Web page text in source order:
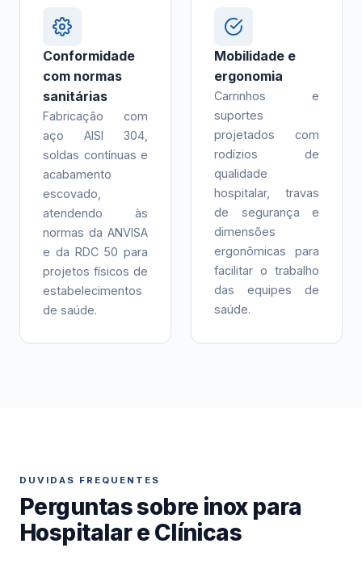
Conformidade
com normas
sanitárias
Fabricação com
aço AISI 304,
soldas contínuas e
acabamento
escovado,
atendendo às
normas da ANVISA
e da RDC 50 para
projetos físicos de
estabelecimentos
de saúde.
Mobilidade e
ergonomia
Carrinhos e
suportes
projetados com
rodízios de
qualidade
hospitalar, travas
de segurança e
dimensões
ergonômicas para
facilitar o trabalho
das equipes de
saúde.
DUVIDAS FREQUENTES
Perguntas sobre inox para
Hospitalar e Clínicas